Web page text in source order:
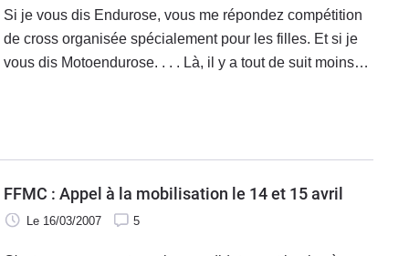
Si je vous dis Endurose, vous me répondez compétition
de cross organisée spécialement pour les filles. Et si je
vous dis Motoendurose. . . . Là, il y a tout de suit moins
FFMC : Appel à la mobilisation le 14 et 15 avril
Le 16/03/2007 5